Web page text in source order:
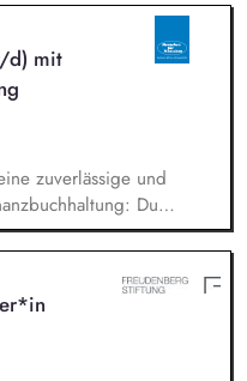
d) mit
zuverlässige und
Du
und Debitoren,
unterstützt bei Lohn-
und Meldewesen.
Abschlussarbeiten sowie
bringst Dich in